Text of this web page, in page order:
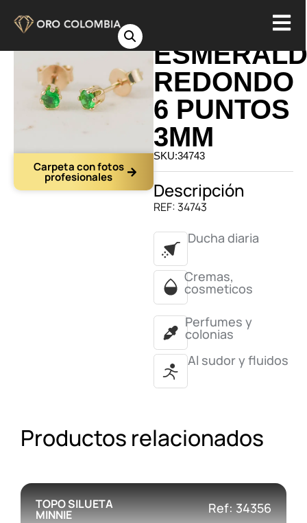
Carpeta con fotos
profesionales
REDONDO
6 PUNTOS
3MM
SKU:34743
Descripción
REF: 34743
Ducha diaria
Cremas,
cosmeticos
Perfumes y
colonias
Al sudor y fluidos
Productos relacionados
TOPO SILUETA
MINNIE Ref: 34356